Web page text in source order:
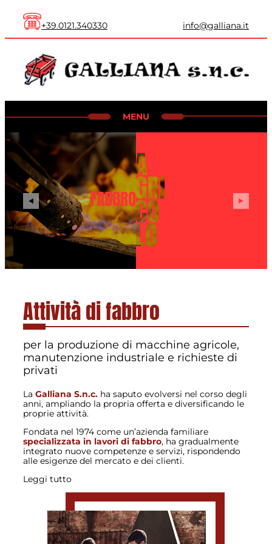
+39.0121.340330 info@galliana.it
MENU
HOME
SETTORE AGRICOLTURA
SETTORE INDUSTRIALE
SETTORE CARPENTERIA
CONTATTI
Attività di fabbro
per la produzione di macchine agricole,
manutenzione industriale e richieste di
privati
La Galliana S.n.c. ha saputo evolversi nel corso degli
anni, ampliando la propria offerta e diversificando le
proprie attività.
Fondata nel 1974 come un’azienda familiare
specializzata in lavori di fabbro, ha gradualmente
integrato nuove competenze e servizi, rispondendo
alle esigenze del mercato e dei clienti.
Leggi tutto